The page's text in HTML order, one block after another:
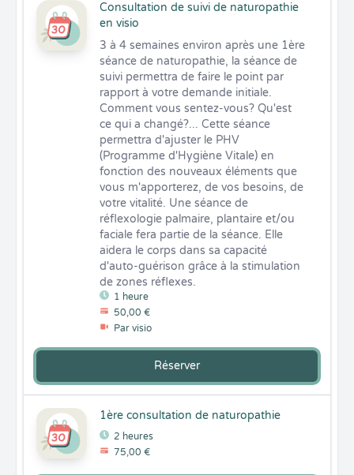
Consultation de suivi de naturopathie
en visio
1 heure
50,00 €
Par visio
3 à 4 semaines environ après une 1ère
séance de naturopathie, la séance de
suivi permettra de faire le point par
rapport à votre demande initiale.
Comment vous sentez-vous? Qu'est
ce qui a changé?... Cette séance
permettra d'ajuster le PHV
(Programme d'Hygiène Vitale) en
fonction des nouveaux éléments que
vous m'apporterez, de vos besoins, de
votre vitalité. Une séance de
réflexologie palmaire, plantaire et/ou
faciale fera partie de la séance. Elle
aidera le corps dans sa capacité
d'auto-guérison grâce à la stimulation
de zones réflexes.
Réserver
1ère consultation de naturopathie
2 heures
75,00 €